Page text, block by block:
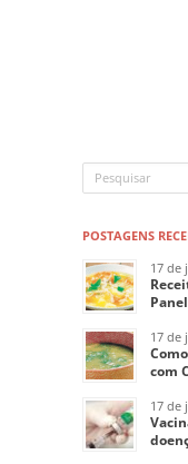
POSTAGENS
17 de
17 de
com
17 de